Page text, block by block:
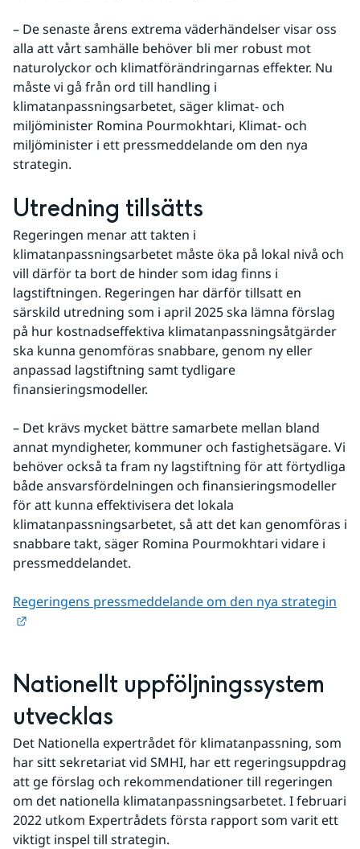
– De senaste årens extrema väderhändelser visar oss
alla att vårt samhälle behöver bli mer robust mot
naturolyckor och klimatförändringarnas effekter. Nu
måste vi gå från ord till handling i
klimatanpassningsarbetet, säger klimat- och
miljöminister Romina Pourmokhtari, Klimat- och
miljöminister i ett pressmeddelande om den nya
strategin.
Utredning tillsätts
Regeringen menar att takten i
klimatanpassningsarbetet måste öka på lokal nivå och
vill därför ta bort de hinder som idag finns i
lagstiftningen. Regeringen har därför tillsatt en
särskild utredning som i april 2025 ska lämna förslag
på hur kostnadseffektiva klimatanpassningsåtgärder
ska kunna genomföras snabbare, genom ny eller
anpassad lagstiftning samt tydligare
finansieringsmodeller.
– Det krävs mycket bättre samarbete mellan bland
annat myndigheter, kommuner och fastighetsägare. Vi
behöver också ta fram ny lagstiftning för att förtydliga
både ansvarsfördelningen och finansieringsmodeller
för att kunna effektivisera det lokala
klimatanpassningsarbetet, så att det kan genomföras i
snabbare takt, säger Romina Pourmokhtari vidare i
pressmeddelandet.
Regeringens pressmeddelande om den nya strategin
Nationellt uppföljningssystem
utvecklas
Det Nationella expertrådet för klimatanpassning, som
har sitt sekretariat vid SMHI, har ett regeringsuppdrag
att ge förslag och rekommendationer till regeringen
om det nationella klimatanpassningsarbetet. I februari
2022 utkom Expertrådets första rapport som varit ett
viktigt inspel till strategin.